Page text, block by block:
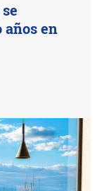
años en